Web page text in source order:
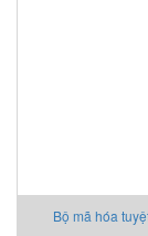
Bộ mã hóa